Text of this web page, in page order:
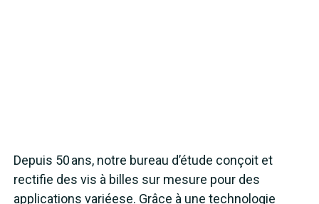
Depuis 50 ans, notre bureau d’étude conçoit et
rectifie des vis à billes sur mesure pour des
applications variéese. Grâce à une technologie